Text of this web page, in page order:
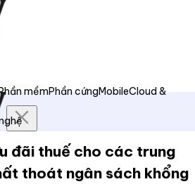
mềmPhần cứngMobileCloud &
đãi thuế cho các trung
thoát ngân sách khổng